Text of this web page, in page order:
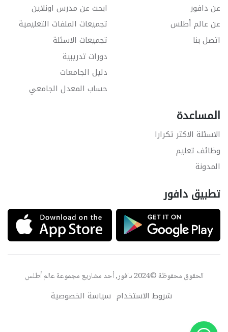
عن دافور
عن عالم أطلس
اتصل بنا
ابحث عن مدرس اونلاين
تجميعات الملفات التعليمية
تجميعات الاسئلة
دورات تدريبية
دليل الجامعات
حساب المعدل الجامعي
المساعدة
الاسئلة الاكثر تكرارا
وظائف تعليم
المدونة
تطبيق دافور
الحقوق محفوظة ©2024 دافور, أحد مشاريع مجموعة عالم أطلس
شروط الاستخدام سياسة الخصوصية